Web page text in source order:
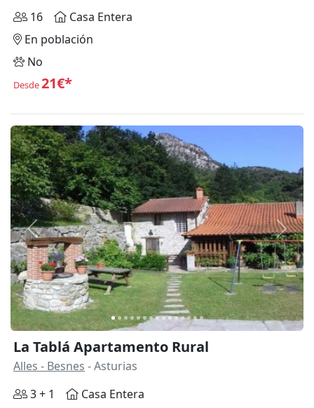
16
Casa Entera
En población
No
Desde21€*
Anterior
La Tablá Apartamento Rural
Alles - Besnes - Asturias
3 + 1
Casa Entera